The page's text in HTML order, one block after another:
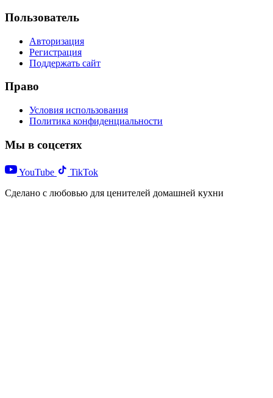
Пользователь
Авторизация
Регистрация
Поддержать сайт
Право
Условия использования
Политика конфиденциальности
Мы в соцсетях
YouTube
TikTok
Сделано с любовью для ценителей домашней кухни